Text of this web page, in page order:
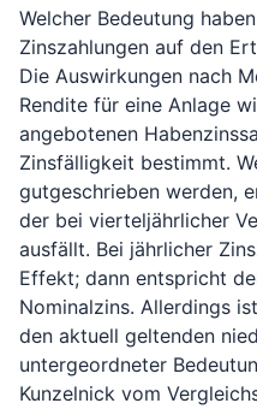
Welcher Bedeutung
Zinszahlungen auf den
Die Auswirkungen nach
Rendite für eine Anlage
angebotenen
Zinsfälligkeit bestimmt.
gutgeschrieben werden,
der bei vierteljährlicher
ausfällt. Bei jährlicher
Effekt; dann entspricht
Nominalzins. Allerdings
den aktuell geltenden
untergeordneter
Kunzelnick vom